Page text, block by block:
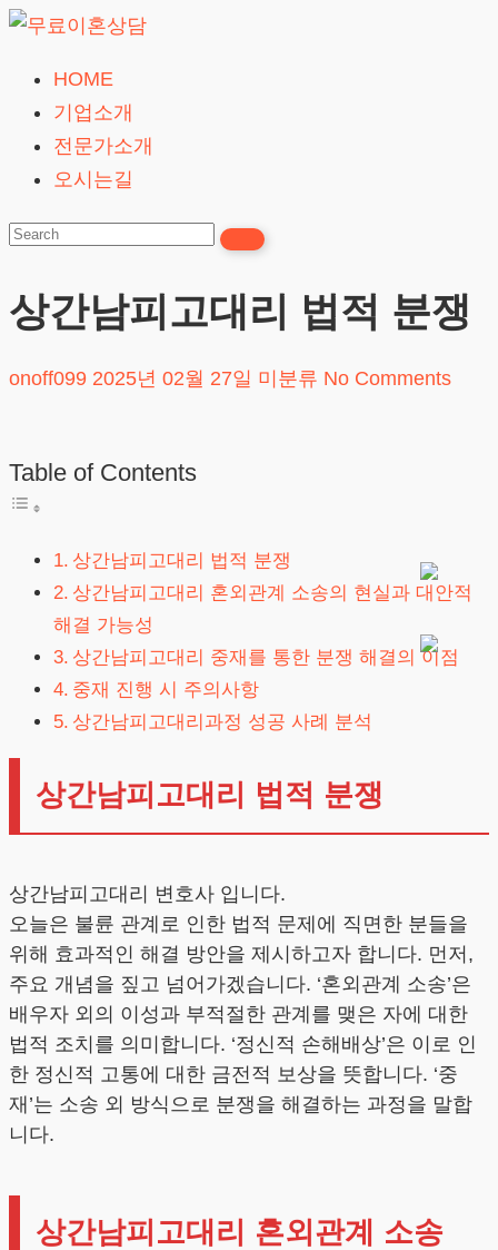
Skip
content
상
24시간365일
HOME
기업소개
전문가소개
오시는길
상간남피고대리 법적 분쟁
onoff099 2025년 02월 27일 미분류 No Comments
Table of Contents
상간남피고대리 법적 분쟁
상간남피고대리 혼외관계 소송의 현실과 대안적
해결 가능성
상간남피고대리 중재를 통한 분쟁 해결의 이점
중재 진행 시 주의사항
상간남피고대리과정 성공 사례 분석
상간남피고대리 법적 분쟁
상간남피고대리 변호사 입니다.
오늘은 불륜 관계로 인한 법적 문제에 직면한 분들을
위해 효과적인 해결 방안을 제시하고자 합니다. 먼저,
주요 개념을 짚고 넘어가겠습니다. ‘혼외관계 소송’은
배우자 외의 이성과 부적절한 관계를 맺은 자에 대한
법적 조치를 의미합니다. ‘정신적 손해배상’은 이로 인
한 정신적 고통에 대한 금전적 보상을 뜻합니다. ‘중
재’는 소송 외 방식으로 분쟁을 해결하는 과정을 말합
니다.
상간남피고대리 혼외관계 소송